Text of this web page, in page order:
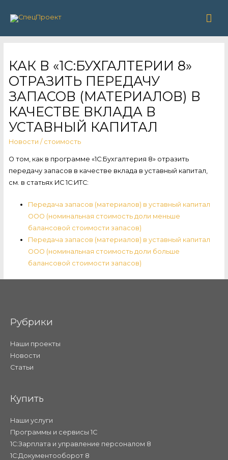
КАК В «1С:БУХГАЛТЕРИИ 8»
ОТРАЗИТЬ ПЕРЕДАЧУ
ЗАПАСОВ (МАТЕРИАЛОВ) В
КАЧЕСТВЕ ВКЛАДА В
УСТАВНЫЙ КАПИТАЛ
Новости / стоимость
О том, как в программе «1С:Бухгалтерия 8» отразить
передачу запасов в качестве вклада в уставный капитал,
см. в статьях ИС 1С:ИТС:
Передача запасов (материалов) в уставный капитал
ООО (номинальная стоимость доли меньше
балансовой стоимости запасов)
Передача запасов (материалов) в уставный капитал
ООО (номинальная стоимость доли больше
балансовой стоимости запасов)
Рубрики
Наши проекты
Новости
Статьи
Купить
Наши услуги
Программы и сервисы 1С
1С:Зарплата и управление персоналом 8
1С:Документооборот 8